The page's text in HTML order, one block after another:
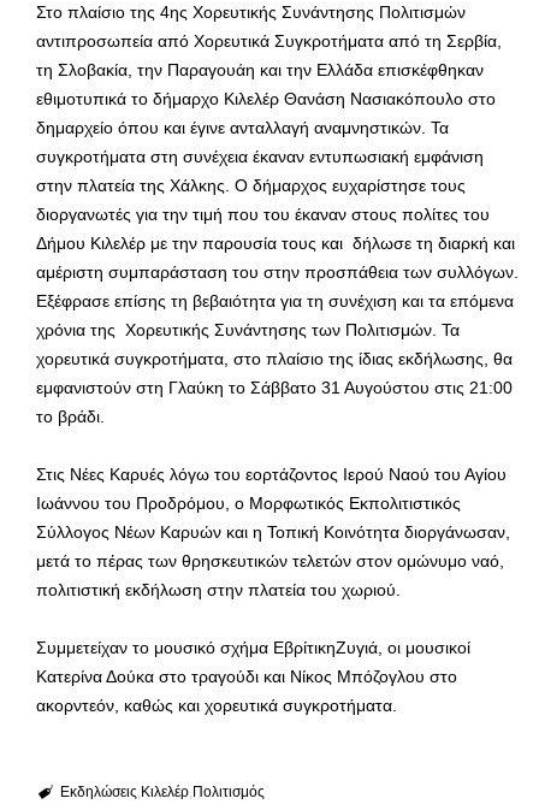
Στο πλαίσιο της 4ης Χορευτικής Συνάντησης Πολιτισμών
αντιπροσωπεία από Χορευτικά Συγκροτήματα από τη Σερβία,
τη Σλοβακία, την Παραγουάη και την Ελλάδα επισκέφθηκαν
εθιμοτυπικά το δήμαρχο Κιλελέρ Θανάση Νασιακόπουλο στο
δημαρχείο όπου και έγινε ανταλλαγή αναμνηστικών. Τα
συγκροτήματα στη συνέχεια έκαναν εντυπωσιακή εμφάνιση
στην πλατεία της Χάλκης. Ο δήμαρχος ευχαρίστησε τους
διοργανωτές για την τιμή που του έκαναν στους πολίτες του
Δήμου Κιλελέρ με την παρουσία τους και δήλωσε τη διαρκή και
αμέριστη συμπαράσταση του στην προσπάθεια των συλλόγων.
Εξέφρασε επίσης τη βεβαιότητα για τη συνέχιση και τα επόμενα
χρόνια της Χορευτικής Συνάντησης των Πολιτισμών. Τα
χορευτικά συγκροτήματα, στο πλαίσιο της ίδιας εκδήλωσης, θα
εμφανιστούν στη Γλαύκη το Σάββατο 31 Αυγούστου στις 21:00
το βράδι.
Στις Νέες Καρυές λόγω του εορτάζοντος Ιερού Ναού του Αγίου
Ιωάννου του Προδρόμου, ο Μορφωτικός Εκπολιτιστικός
Σύλλογος Νέων Καρυών και η Τοπική Κοινότητα διοργάνωσαν,
μετά το πέρας των θρησκευτικών τελετών στον ομώνυμο ναό,
πολιτιστική εκδήλωση στην πλατεία του χωριού.
Συμμετείχαν το μουσικό σχήμα ΕβρίτικηΖυγιά, οι μουσικοί
Κατερίνα Δούκα στο τραγούδι και Νίκος Μπόζογλου στο
ακορντεόν, καθώς και χορευτικά συγκροτήματα.
Εκδηλώσεις Κιλελέρ Πολιτισμός